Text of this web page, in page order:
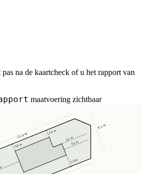
na de kaartcheck of u het rapport van
maatvoering zichtbaar
3,8 m
3,8 m
2,9 m
3,4 m
4,1 m
25,4 m
9,1 m